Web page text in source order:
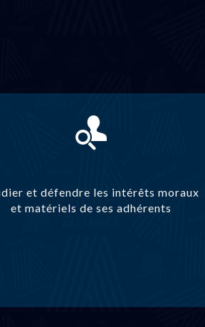
et défendre les intérêts moraux
et matériels de ses adhérents